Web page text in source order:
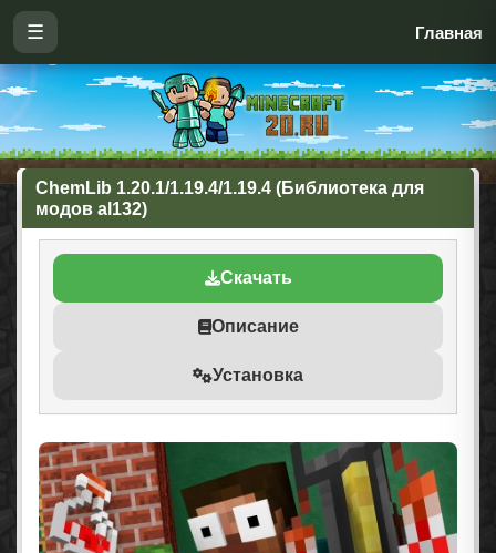
☰ Главная
ChemLib 1.20.1/1.19.4/1.19.4 (Библиотека для
модов al132)
Скачать
Описание
Установка